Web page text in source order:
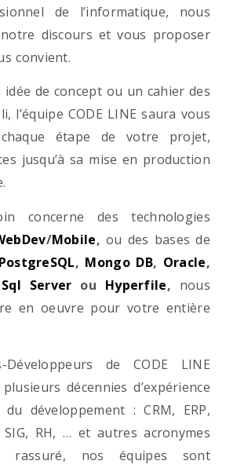
de l’informatique, nous
discours et vous proposer
convient.
idée de concept ou un cahier des
l’équipe CODE LINE saura vous
étape de votre projet,
jusqu’à sa mise en production
concerne des technologies
/Mobile, ou des bases de
PostgreSQL, Mongo DB, Oracle,
Sql Server ou Hyperfile, nous
en oeuvre pour votre entière
Développeurs de CODE LINE
décennies d’expérience
développement : CRM, ERP,
SIG, RH, … et autres acronymes
rassuré, nos équipes sont